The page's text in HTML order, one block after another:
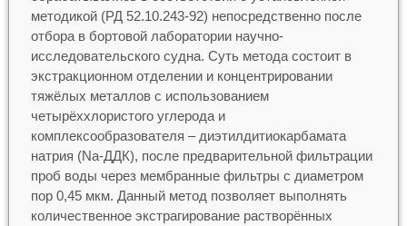
методикой (РД 52.10.243-92) непосредственно после
отбора в бортовой лаборатории научно-
исследовательского судна. Суть метода состоит в
экстракционном отделении и концентрировании
тяжёлых металлов с использованием
четырёххлористого углерода и
комплексообразователя – диэтилдитиокарбамата
натрия (Na-ДДК), после предварительной фильтрации
проб воды через мембранные фильтры с диаметром
пор 0,45 мкм. Данный метод позволяет выполнять
количественное экстрагирование растворённых